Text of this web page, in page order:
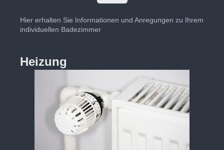
Hier erhalten Sie Informationen und Anregungen zu Ihrem
individuellen Badezimmer
Heizung